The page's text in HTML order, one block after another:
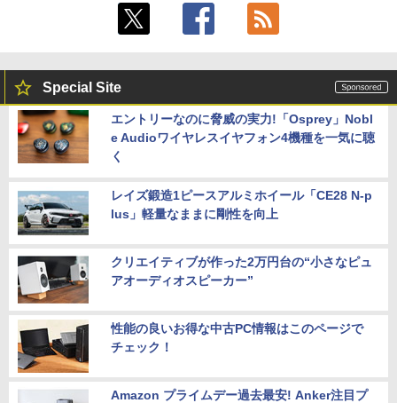
Special Site
エントリーなのに脅威の実力!「Osprey」Nobl
e Audioワイヤレスイヤフォン4機種を一気に聴
く
レイズ鍛造1ピースアルミホイール「CE28 N-p
lus」軽量なままに剛性を向上
クリエイティブが作った2万円台の“小さなピュ
アオーディオスピーカー”
性能の良いお得な中古PC情報はこのページで
チェック！
Amazon プライムデー過去最安! Anker注目プ